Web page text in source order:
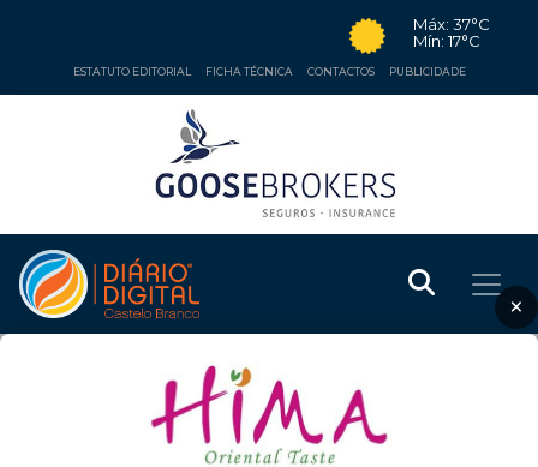
Máx: 37°C
Mín: 17°C
ESTATUTO EDITORIAL FICHA TÉCNICA CONTACTOS PUBLICIDADE
×